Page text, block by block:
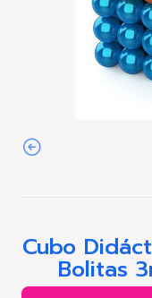
Cubo
Bolitas